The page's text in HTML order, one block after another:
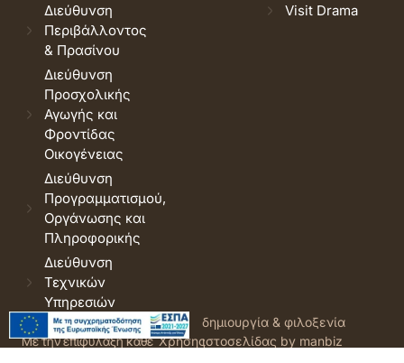
Διεύθυνση
Περιβάλλοντος
& Πρασίνου
Διεύθυνση
Προσχολικής
Αγωγής και
Φροντίδας
Οικογένειας
Διεύθυνση
Προγραμματισμού,
Οργάνωσης και
Πληροφορικής
Διεύθυνση
Τεχνικών
Υπηρεσιών
Visit Drama
© 2026 Δήμος Δράμας.
Με την επιφύλαξη κάθε
Όροι
Χρήσης
δημιουργία & φιλοξενία
ιστοσελίδας by manbiz